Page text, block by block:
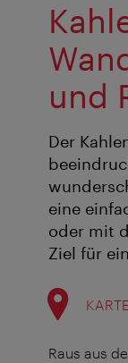
und
Der
eine
oder mit
Ziel für
KARTE
Raus aus